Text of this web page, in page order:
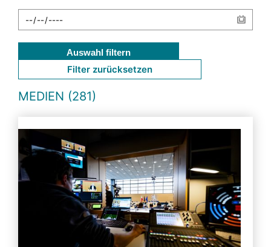
Auswahl filtern
Filter zurücksetzen
MEDIEN (281)